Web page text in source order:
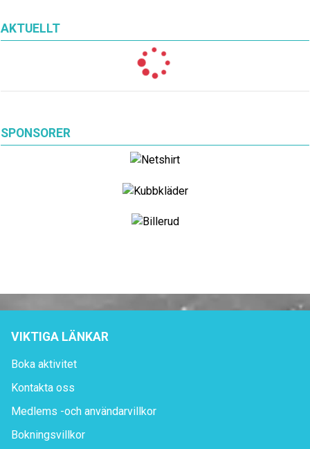
AKTUELLT
SPONSORER
VIKTIGA LÄNKAR
Boka aktivitet
Kontakta oss
Medlems -och användarvillkor
Bokningsvillkor